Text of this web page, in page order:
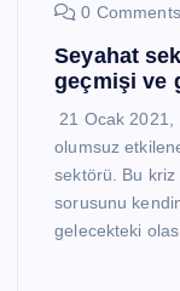
0 Comments
Seyahat
geçmişi ve
21 Ocak 2021,
olumsuz
sektörü. Bu
sorusunu
gelecekteki